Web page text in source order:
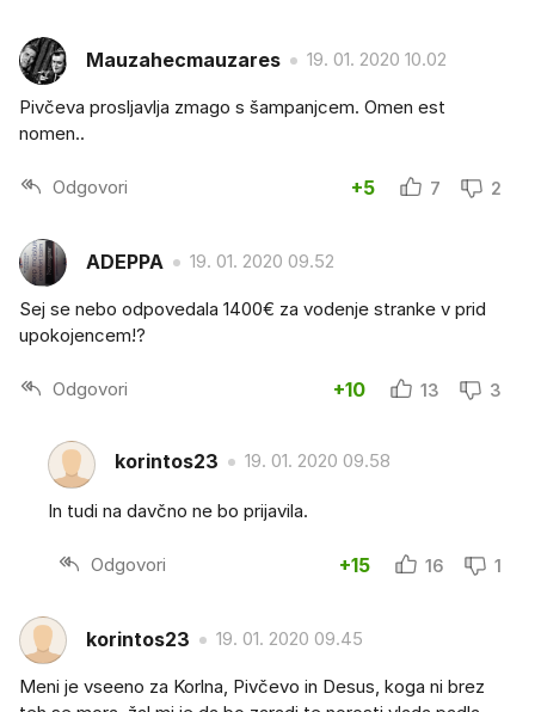
Mauzahecmauzares 19. 01. 2020 10.02
Pivčeva prosljavlja zmago s šampanjcem. Omen est
nomen..
Odgovori +5 7 2
ADEPPA 19. 01. 2020 09.52
Sej se nebo odpovedala 1400€ za vodenje stranke v prid
upokojencem!?
Odgovori +10 13 3
korintos23 19. 01. 2020 09.58
In tudi na davčno ne bo prijavila.
Odgovori +15 16 1
korintos23 19. 01. 2020 09.45
Meni je vseeno za Korlna, Pivčevo in Desus, koga ni brez